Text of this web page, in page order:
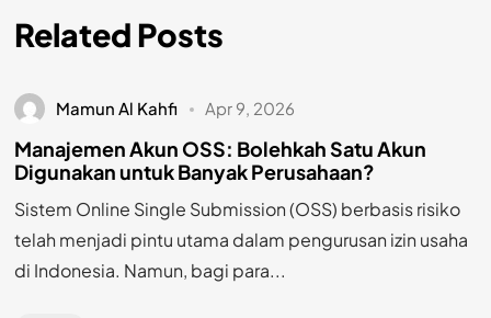
Related Posts
Mamun Al Kahfi Apr 9, 2026
Manajemen Akun OSS: Bolehkah Satu Akun
Digunakan untuk Banyak Perusahaan?
Sistem Online Single Submission (OSS) berbasis risiko
telah menjadi pintu utama dalam pengurusan izin usaha
di Indonesia. Namun, bagi para...